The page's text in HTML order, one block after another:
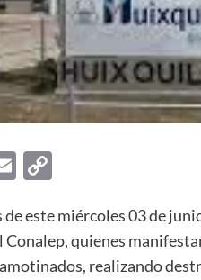
Email
este miércoles 03 de
Conalep, quienes
realizando